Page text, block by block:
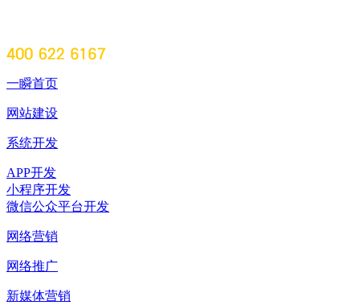
一瞬首页
网站建设
系统开发
APP开发
小程序开发
微信公众平台开发
网络营销
网络推广
新媒体营销